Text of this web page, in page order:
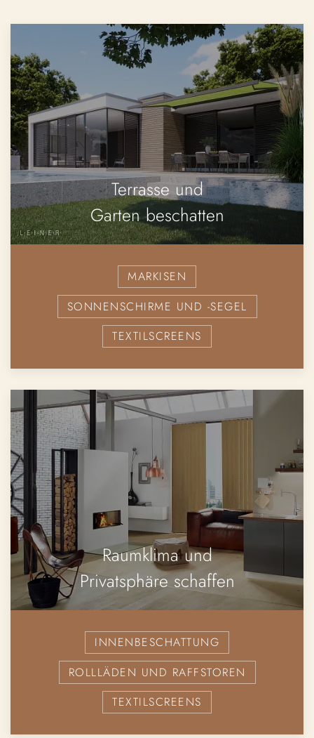
Terrasse und
Garten beschatten
MARKISEN
SONNENSCHIRME UND -SEGEL
TEXTILSCREENS
Raumklima und
Privatsphäre schaffen
INNENBESCHATTUNG
ROLLLÄDEN UND RAFFSTOREN
TEXTILSCREENS